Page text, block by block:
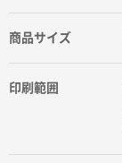
商品サイズ
印刷範囲